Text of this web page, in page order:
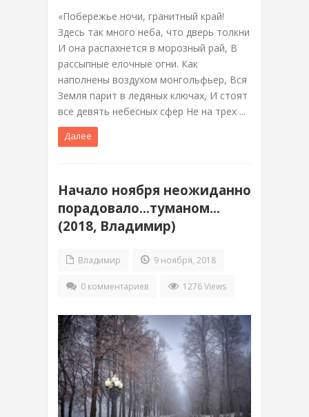
«Побережье ночи, гранитный край!
Здесь так много неба, что дверь толкни
И она распахнется в морозный рай, В
рассыпные елочные огни. Как
наполнены воздухом монгольфьер, Вся
Земля парит в ледяных ключах, И стоят
все девять небесных сфер Не на трех ...
Далее
Начало ноября неожиданно
порадовало…туманом…
(2018, Владимир)
Владимир 9 ноября, 2018
0 комментариев 1276 Views